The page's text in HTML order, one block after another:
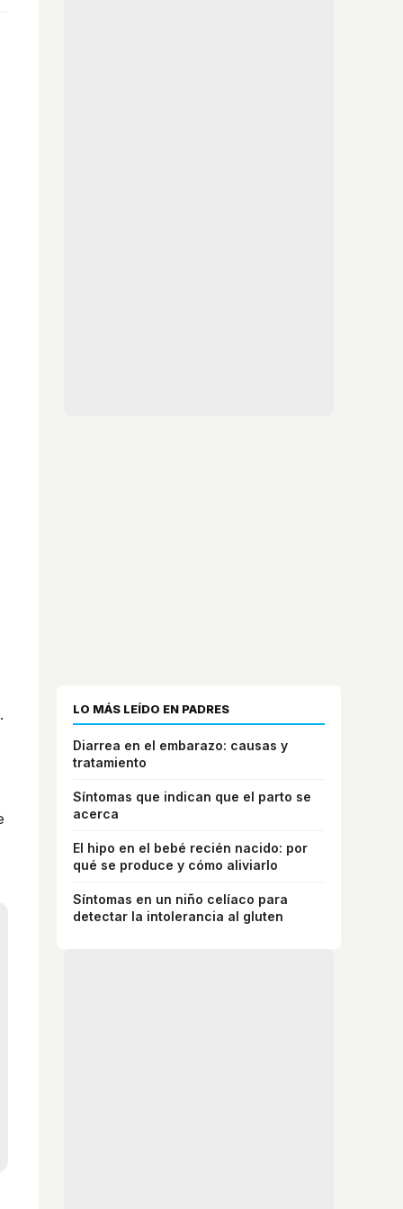
. LO MÁS LEÍDO EN PADRES
Diarrea en el embarazo: causas y
tratamiento
Síntomas que indican que el parto se
acerca
El hipo en el bebé recién nacido: por
qué se produce y cómo aliviarlo
Síntomas en un niño celíaco para
detectar la intolerancia al gluten